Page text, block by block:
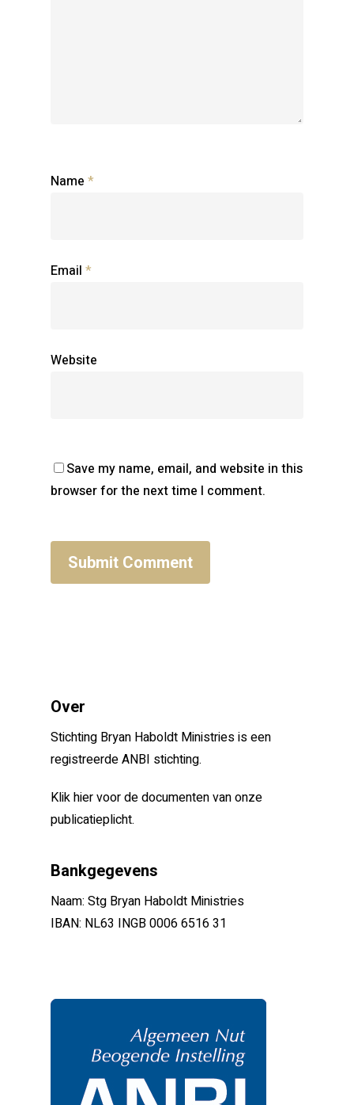
Name *
Email *
Website
Save my name, email, and website in this
browser for the next time I comment.
Over
Stichting Bryan Haboldt Ministries is een
registreerde ANBI stichting.
Klik hier voor de documenten van onze
publicatieplicht.
Bankgegevens
Naam: Stg Bryan Haboldt Ministries
IBAN: NL63 INGB 0006 6516 31